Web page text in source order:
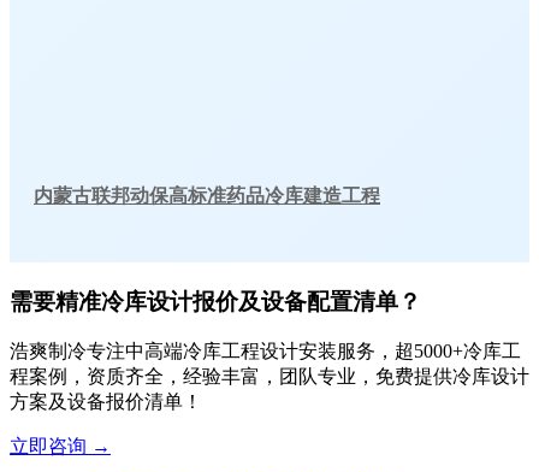
内蒙古联邦动保高标准药品冷库建造工程
需要精准冷库设计报价及设备配置清单？
浩爽制冷专注中高端冷库工程设计安装服务，超5000+冷库工
程案例，资质齐全，经验丰富，团队专业，免费提供冷库设计
方案及设备报价清单！
立即咨询 →